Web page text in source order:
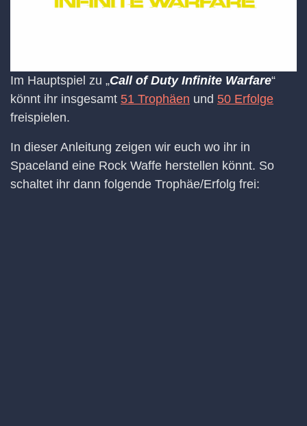
Im Hauptspiel zu „Call of Duty Infinite Warfare“
könnt ihr insgesamt 51 Trophäen und 50 Erfolge
freispielen.
In dieser Anleitung zeigen wir euch wo ihr in
Spaceland eine Rock Waffe herstellen könnt. So
schaltet ihr dann folgende Trophäe/Erfolg frei: